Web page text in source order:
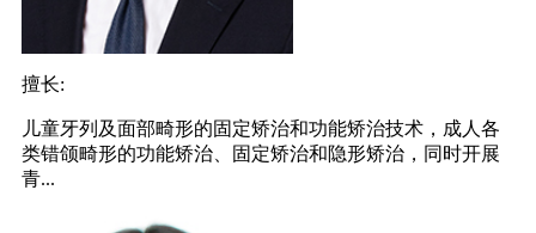
擅长:
儿童牙列及面部畸形的固定矫治和功能矫治技术，成人各
类错颌畸形的功能矫治、固定矫治和隐形矫治，同时开展
青...